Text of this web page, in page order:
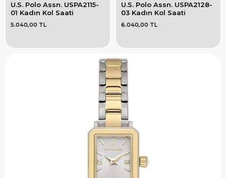
U.S. Polo Assn. USPA2115-
01 Kadın Kol Saati
5.040,00 TL
U.S. Polo Assn. USPA2128-
03 Kadın Kol Saati
6.040,00 TL